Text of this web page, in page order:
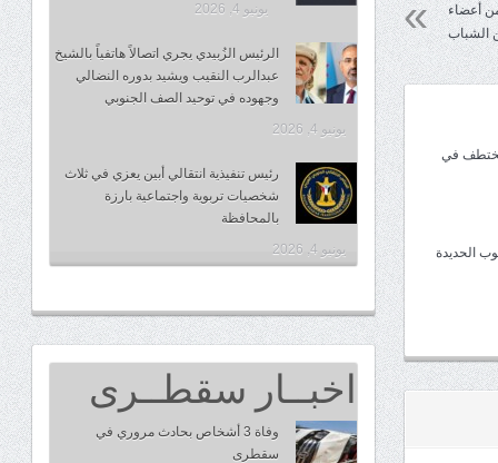
أعضاء
الشباب
في
الحديدة
يونيو 4, 2026
الرئيس الزُبيدي يجري اتصالاً هاتفياً بالشيخ
عبدالرب النقيب ويشيد بدوره النضالي
وجهوده في توحيد الصف الجنوبي
يونيو 4, 2026
رئيس تنفيذية انتقالي أبين يعزي في ثلاث
شخصيات تربوية واجتماعية بارزة
بالمحافظة
يونيو 4, 2026
اخبــار سقطــرى
وفاة 3 أشخاص بحادث مروري في
سقطرى